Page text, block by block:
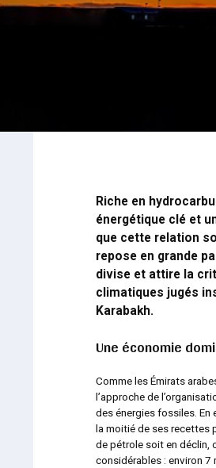
Riche en
énergétique clé et
que cette relation
repose en grande
divise et attire la
climatiques jugés
Karabakh.
Une économie
Comme les Émirats
l’approche de
des énergies fossiles. En
la moitié de ses recettes
de pétrole soit en déclin,
considérables : environ